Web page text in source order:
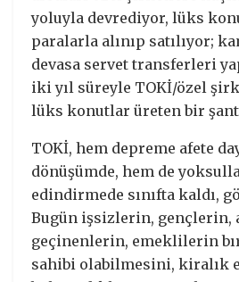
yoluyla devrediyor, lüks
paralarla alınıp satılıyor;
devasa servet transferleri
iki yıl süreyle TOKİ/özel
lüks konutlar üreten bir
TOKİ, hem depreme afete
dönüşümde, hem de
edindirmede sınıfta kaldı,
Bugün işsizlerin, gençlerin,
geçinenlerin, emeklilerin
sahibi olabilmesini, kiralık